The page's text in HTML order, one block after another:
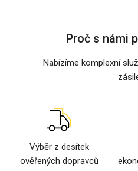
Proč s námi
Nabízíme komplexní
Výběr z desítek
ověřených dopravců